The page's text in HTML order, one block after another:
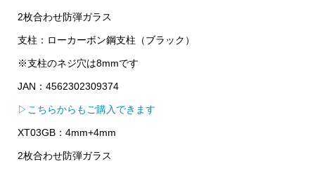
2枚合わせ防弾ガラス
支柱：ローカーボン鋼支柱（ブラック）
※支柱のネジ穴は8mmです
JAN：4562302309374
▷こちらからもご購入できます
XT03GB：4mm+4mm
2枚合わせ防弾ガラス